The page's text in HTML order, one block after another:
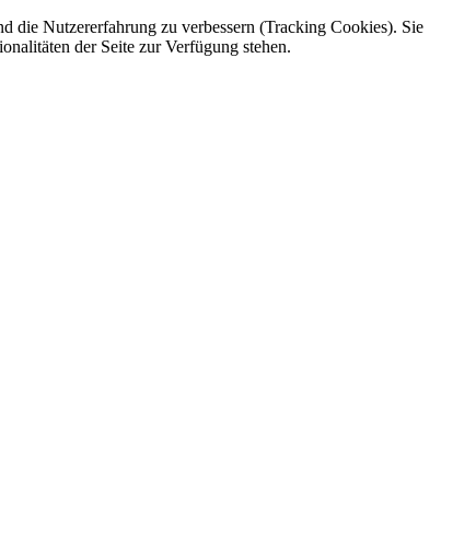
die Nutzererfahrung zu verbessern (Tracking Cookies). Sie
der Seite zur Verfügung stehen.